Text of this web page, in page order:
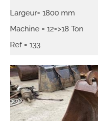
Largeur= 1800 mm
Machine = 12=>18 Ton
Ref = 133